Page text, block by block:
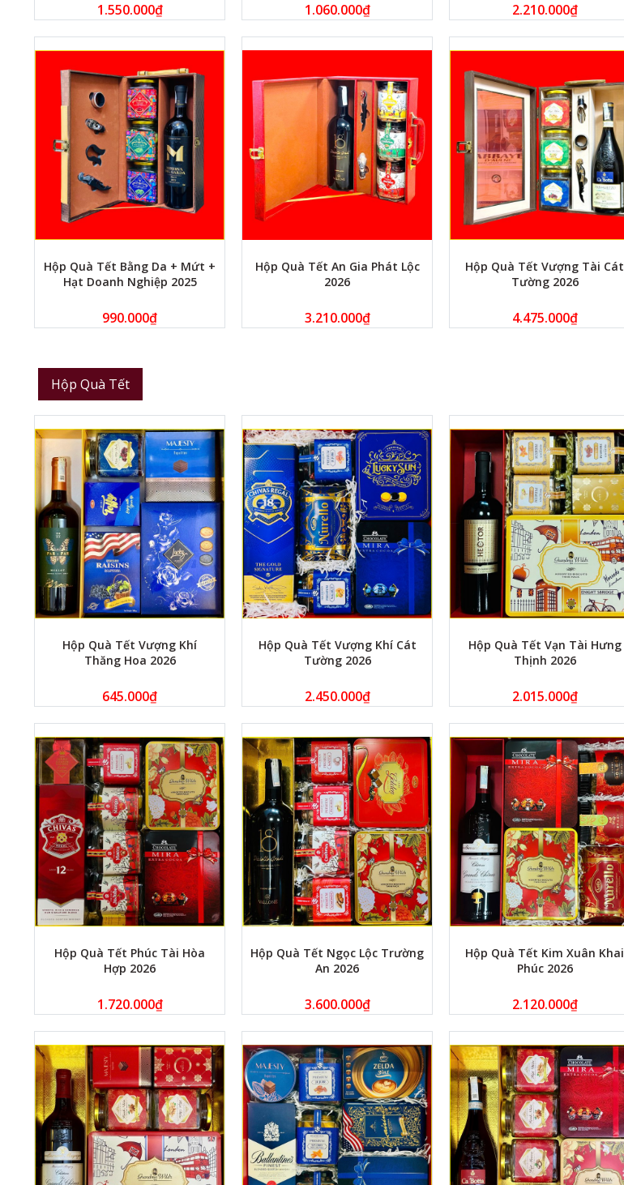
1.550.000₫ 1.060.000₫ 2.210.000₫
Hộp Quà Tết Bằng Da + Mứt +
Hạt Doanh Nghiệp 2025
990.000₫
Hộp Quà Tết An Gia Phát Lộc
2026
3.210.000₫
Hộp Quà Tết Vượng Tài Cát
Tường 2026
4.475.000₫
Hộp Quà Tết
Hộp Quà Tết Vượng Khí
Thăng Hoa 2026
645.000₫
Hộp Quà Tết Vượng Khí Cát
Tường 2026
2.450.000₫
Hộp Quà Tết Vạn Tài Hưng
Thịnh 2026
2.015.000₫
Hộp Quà Tết Phúc Tài Hòa
Hợp 2026
1.720.000₫
Hộp Quà Tết Ngọc Lộc Trường
An 2026
3.600.000₫
Hộp Quà Tết Kim Xuân Khai
Phúc 2026
2.120.000₫